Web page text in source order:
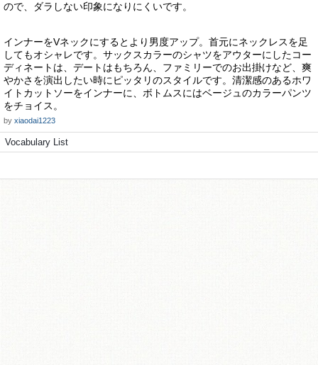
ので、ダラしない印象になりにくいです。
インナーをVネックにするとより男度アップ。首元にネックレスを足
してもオシャレです。サックスカラーのシャツをアウターにしたコー
ディネートは、デートはもちろん、ファミリーでのお出掛けなど、爽
やかさを演出したい時にピッタリのスタイルです。清潔感のあるホワ
イトカットソーをインナーに、ボトムスにはベージュのカラーパンツ
をチョイス。
by xiaodai1223
Vocabulary List